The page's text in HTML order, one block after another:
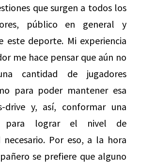
que surgen a todos los
público en general y
este deporte. Mi experiencia
me hace pensar que aún no
cantidad de jugadores
para poder mantener esa
drive y, así, conformar una
para lograr el nivel de
Por eso, a la hora
se prefiere que alguno